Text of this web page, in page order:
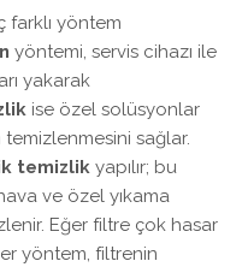
farklı yöntem
yöntemi, servis cihazı ile
yakarak
ise özel solüsyonlar
sağlar.
temizlik yapılır; bu
ve özel yıkama
Eğer filtre çok hasar
yöntem, filtrenin